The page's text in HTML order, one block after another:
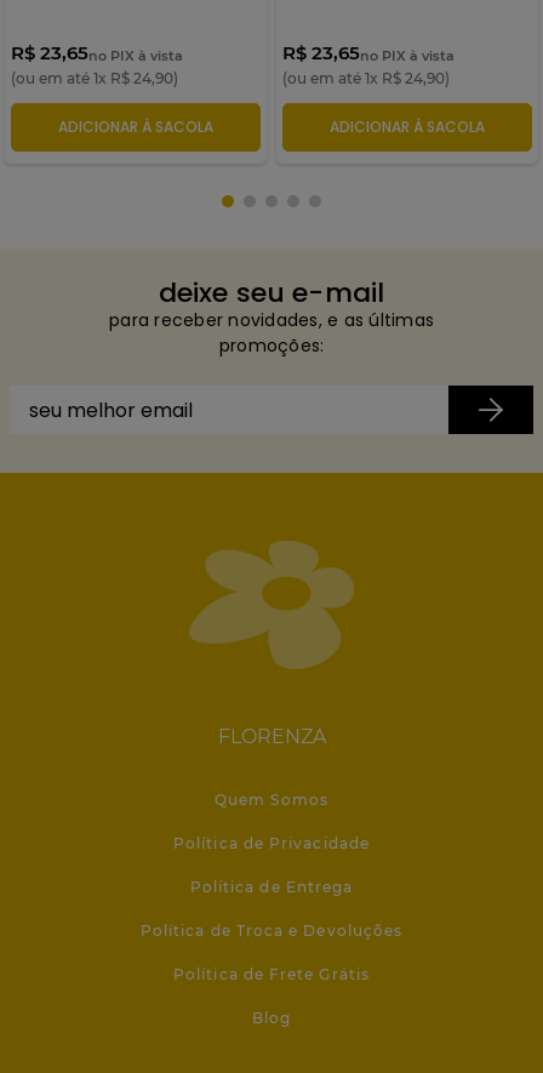
R$ 23,65no PIX à vista
(ou em até 1x R$ 24,90)
ADICIONAR À SACOLA
R$ 23,65no PIX à vista
(ou em até 1x R$ 24,90)
ADICIONAR À SACOLA
deixe seu e-mail
para receber novidades, e as últimas
promoções:
FLORENZA
Quem Somos
Política de Privacidade
Política de Entrega
Política de Troca e Devoluções
Política de Frete Grátis
Blog